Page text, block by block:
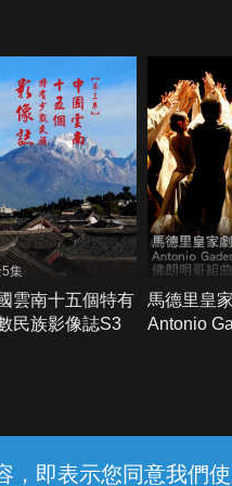
即表示您同意我們
集
雲南十五個特有
民族影像誌S3
馬德里皇
Antonio